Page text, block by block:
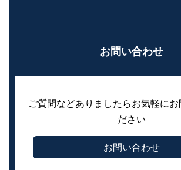
お問い合わせ
ご質問などありましたらお気軽にお
ださい
お問い合わせ